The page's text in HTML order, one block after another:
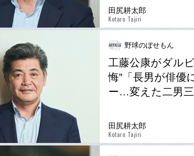
田尻耕太郎
Kotaro Tajiri
野球のぼせもん
工藤公康がダル
悔”「長男が俳
ー…変えた二男三
田尻耕太郎
Kotaro Tajiri